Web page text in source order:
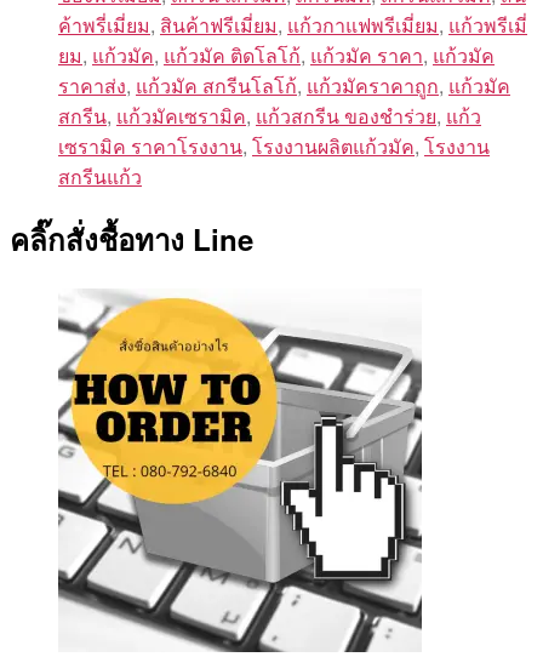
ค้าพรี่เมี่ยม, สินค้าฟรีเมี่ยม, แก้วกาแฟพรีเมี่ยม, แก้วพรีเมี่
ยม, แก้วมัค, แก้วมัค ติดโลโก้, แก้วมัค ราคา, แก้วมัค
ราคาส่ง, แก้วมัค สกรีนโลโก้, แก้วมัคราคาถูก, แก้วมัค
สกรีน, แก้วมัคเซรามิค, แก้วสกรีน ของชําร่วย, แก้ว
เซรามิค ราคาโรงงาน, โรงงานผลิตแก้วมัค, โรงงาน
สกรีนแก้ว
คลิ๊กสั่งชื้อทาง Line